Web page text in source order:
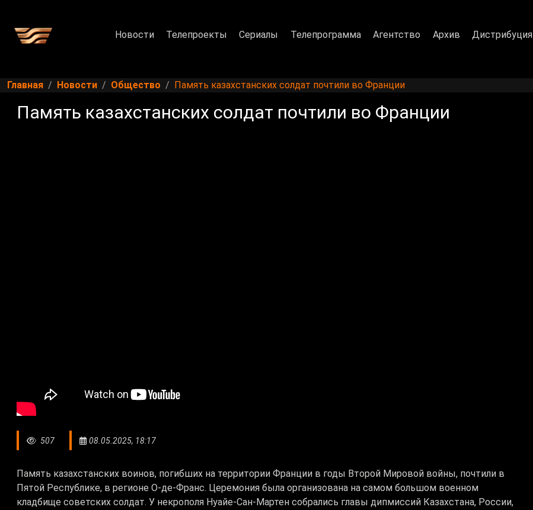
Новости Телепроекты Сериалы Телепрограмма Агентство Архив Дистрибуция
Главная Новости Общество Память казахстанских солдат почтили во Франции
Память казахстанских солдат почтили во Франции
507 08.05.2025, 18:17
Память казахстанских воинов, погибших на территории Франции в годы Второй Мировой войны, почтили в
Пятой Республике, в регионе О-де-Франс. Церемония была организована на самом большом военном
кладбище советских солдат. У некрополя Нуайе-Сан-Мартен собрались главы дипмиссий Казахстана, России,